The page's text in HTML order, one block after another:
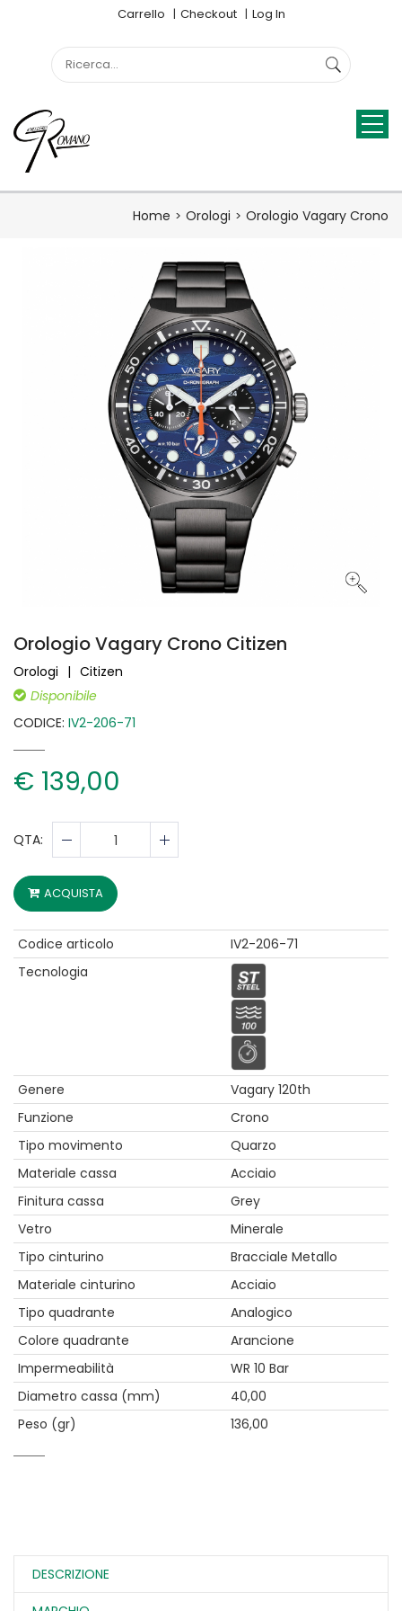
Carrello Checkout Log In
Home Orologi Orologio Vagary Crono
Orologio Vagary Crono Citizen
Orologi
Citizen
Disponibile
CODICE: IV2-206-71
€ 139,00
QTA:
ACQUISTA
Codice articolo
IV2-206-71
Tecnologia
Genere
Vagary 120th
Funzione
Crono
Tipo movimento
Quarzo
Materiale cassa
Acciaio
Finitura cassa
Grey
Vetro
Minerale
Tipo cinturino
Bracciale Metallo
Materiale cinturino
Acciaio
Tipo quadrante
Analogico
Colore quadrante
Arancione
Impermeabilità
WR 10 Bar
Diametro cassa (mm)
40,00
Peso (gr)
136,00
DESCRIZIONE